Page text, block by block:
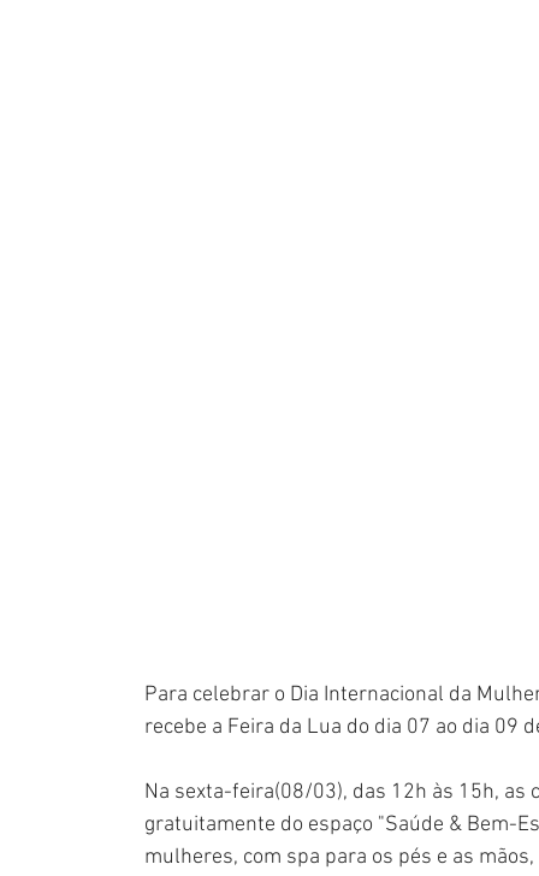
Para celebrar o Dia Internacional da
recebe a Feira da Lua do dia 07 ao dia 09
Na sexta-feira(08/03), das 12h às 15h,
gratuitamente do espaço "Saúde & Bem-
mulheres, com spa para os pés e as